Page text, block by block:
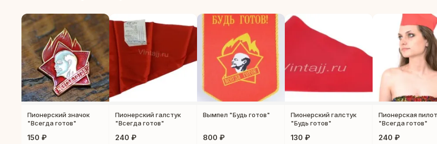
Пионерский значок
"Всегда готов"
150 ₽
Пионерский галстук
"Всегда готов"
240 ₽
Вымпел "Будь готов"
800 ₽
Пионерский галстук
"Будь готов"
130 ₽
Пионерская
"Всегда готов"
240 ₽